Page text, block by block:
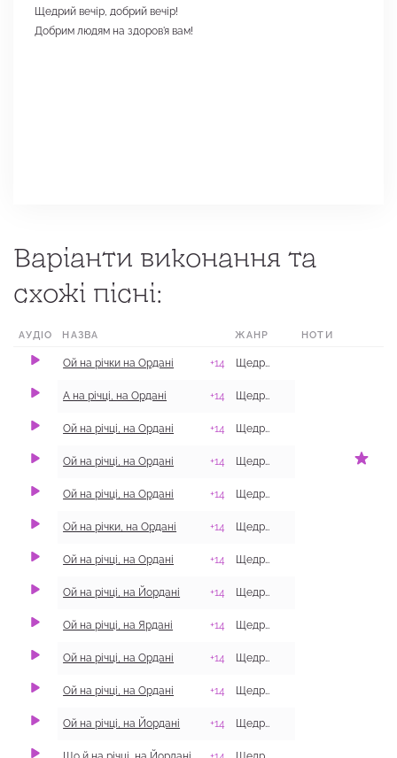
Щедрий вечір, добрий вечір!
Добрим людям на здоров'я вам!
Варіанти виконання та
схожі пісні:
АУДІО НАЗВА ЖАНР МІСЦЕ
НОТИ
​Ой на річки на Ордані +14 Щедрівки
А на річці, на Ордані +14 Щедрівки
Ой на річці, на Ордані +14 Щедрівки
Ой на річці, на Ордані +14 Щедрівки с. Лантратівка,
Ой на річці, на Ордані +14 Щедрівки
Ой на річки, на Ордані +14 Щедрівки
Ой на річці, на Ордані +14 Щедрівки
Ой на річці, на Йордані +14 Щедрівки
Ой на річці, на Ярдані +14 Щедрівки
Ой на річці, на Ордані +14 Щедрівки
Ой на річці, на Ордані +14 Щедрівки
Ой на річці, на Йордані +14 Щедрівки